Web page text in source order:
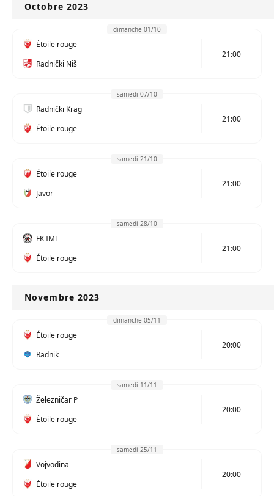
Octobre 2023
dimanche 01/10
Étoile rouge
Radnički Niš
21:00
samedi 07/10
Radnički Krag
Étoile rouge
21:00
samedi 21/10
Étoile rouge
Javor
21:00
samedi 28/10
FK IMT
Étoile rouge
21:00
Novembre 2023
dimanche 05/11
Étoile rouge
Radnik
20:00
samedi 11/11
Železničar P
Étoile rouge
20:00
samedi 25/11
Vojvodina
Étoile rouge
20:00